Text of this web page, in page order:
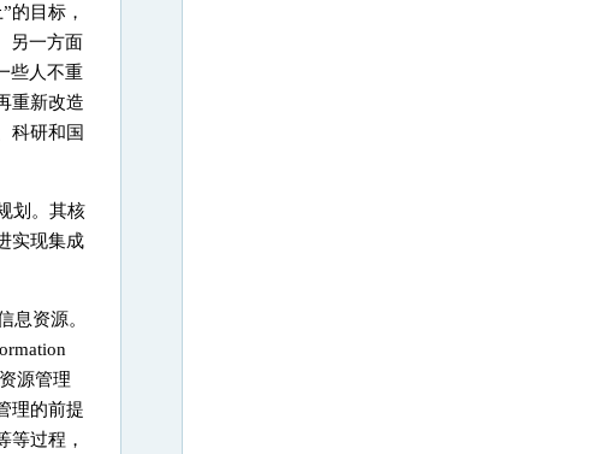
的目标，
另一方面
些人不重
重新改造
科研和国
划。其核
实现集成
息资源。
源管理
理的前提
等过程，